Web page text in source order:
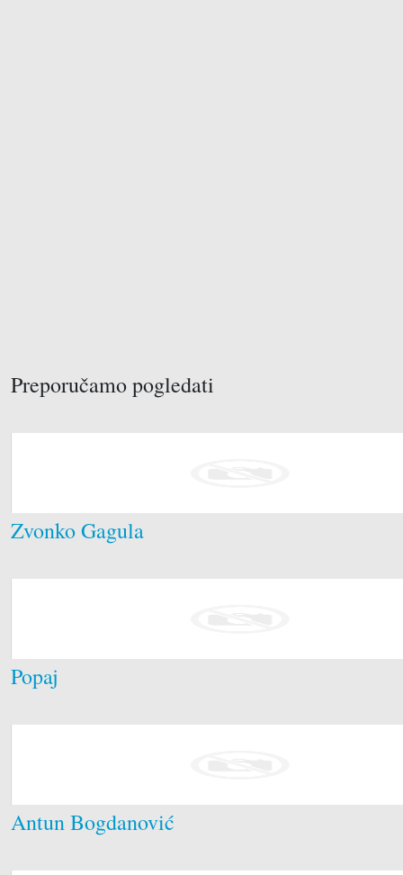
Preporučamo pogledati
Zvonko Gagula
Popaj
Antun Bogdanović